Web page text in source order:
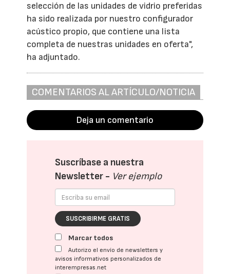
selección de las unidades de vidrio preferidas
ha sido realizada por nuestro configurador
acústico propio, que contiene una lista
completa de nuestras unidades en oferta",
ha adjuntado.
COMENTARIOS AL ARTÍCULO/NOTICIA
Deja un comentario
Suscríbase a nuestra
Newsletter - Ver ejemplo
SUSCRIBIRME GRATIS
Marcar todos
Autorizo el envío de newsletters y
avisos informativos personalizados de
interempresas.net